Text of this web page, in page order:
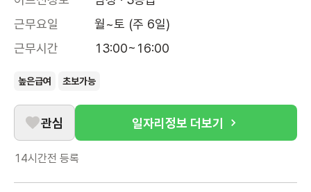
근무요일
월~토 (주 6일)
근무시간
13:00~16:00
높은급여 초보가능
관심 일자리정보 더보기
14시간전 등록